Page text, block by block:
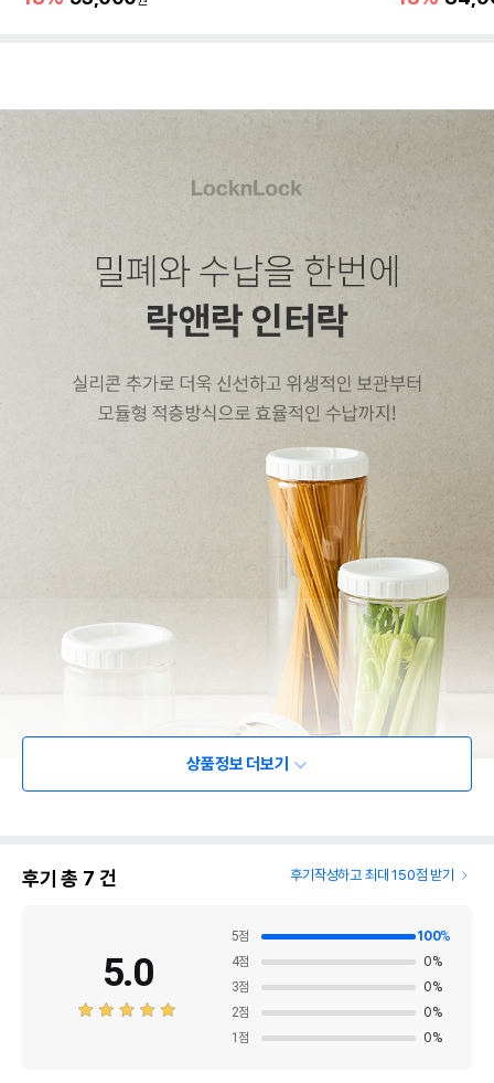
상품정보 더보기
후기 총 7 건 후기작성하고 최대 150점 받기
5.0
5점 100%
4점 0%
3점 0%
2점 0%
1 점 0%